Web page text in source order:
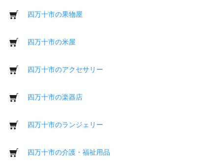
四万十市の果物屋
四万十市の米屋
四万十市のアクセサリー
四万十市の楽器店
四万十市のランジェリー
四万十市の介護・福祉用品